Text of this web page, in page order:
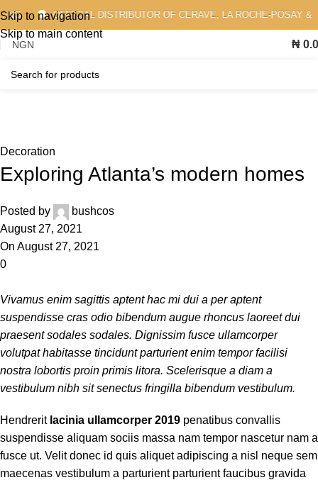
OFFICIAL DISTRIBUTOR OF CERAVE, LA ROCHE-POSAY & MORE
Skip to navigation
Skip to main content
₦
Decoration
Exploring Atlanta’s modern homes
Posted by
bushcos
August 27, 2021
On August 27, 2021
0
Vivamus enim sagittis aptent hac mi dui a per aptent
suspendisse cras odio bibendum augue rhoncus laoreet dui
praesent sodales sodales. Dignissim fusce ullamcorper
volutpat habitasse tincidunt parturient enim tempor facilisi
nostra lobortis proin primis litora. Scelerisque a diam a
vestibulum nibh sit senectus fringilla bibendum vestibulum.
Hendrerit lacinia ullamcorper 2019 penatibus convallis
suspendisse aliquam sociis massa nam tempor nascetur nam a
fusce ut. Velit donec id quis aliquet adipiscing a nisl neque sem
maecenas vestibulum a parturient parturient faucibus gravida